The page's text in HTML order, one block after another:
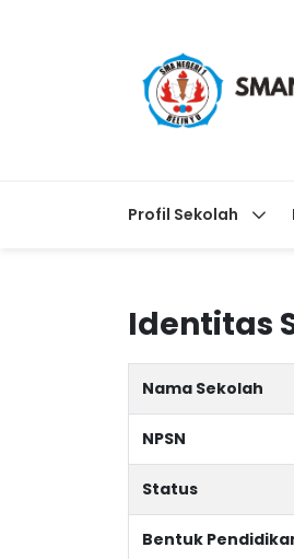
Profil Sekolah
Identitas
Nama Sekolah
NPSN
Status
Bentuk